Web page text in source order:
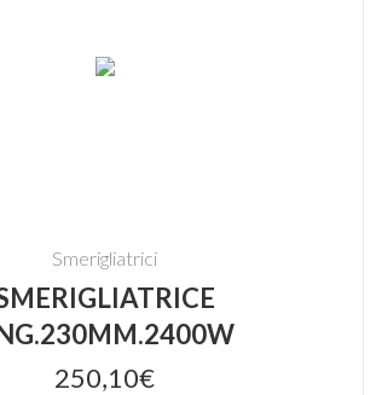
Smerigliatrici
250,10€